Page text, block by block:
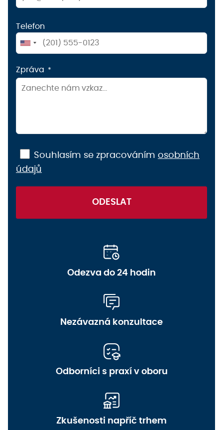
Telefon
United
+1
Zpráva
Souhlasím se zpracováním osobních
údajů
ODESLAT
Odezva do 24 hodin
Nezávazná konzultace
Odborníci s praxí v oboru
Zkušenosti napříč trhem